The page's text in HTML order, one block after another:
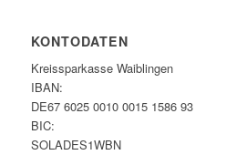
KONTODATEN
Kreissparkasse Waiblingen
IBAN:
DE67 6025 0010 0015 1586 93
BIC:
SOLADES1WBN